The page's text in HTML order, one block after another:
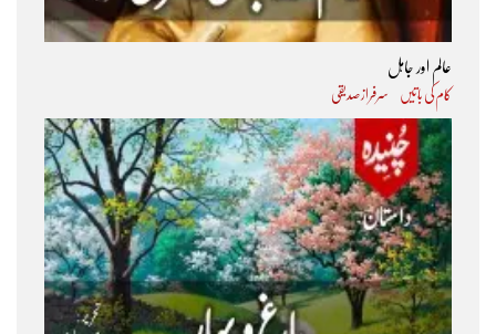
عالم اور جاہل
کام کی باتیں سرفراز صدیقی